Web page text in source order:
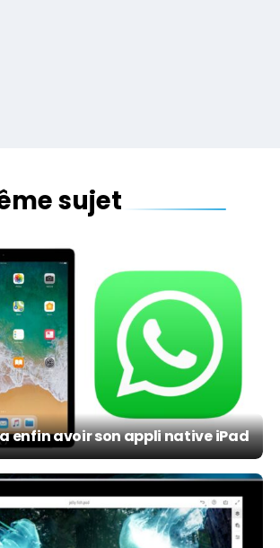
sujet
enfin avoir son appli native iPad